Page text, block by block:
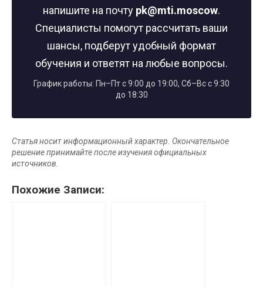
напишите на почту pk@mti.moscow.
Специалисты помогут рассчитать ваши
шансы, подберут удобный формат
обучения и ответят на любые вопросы.
График работы: Пн–Пт с 9:00 до 19:00, Сб–Вс с 9:30
до 18:30
Статья носит информационный характер. Окончательное
решение принимайте после изучения официальных
источников.
Похожие Записи: